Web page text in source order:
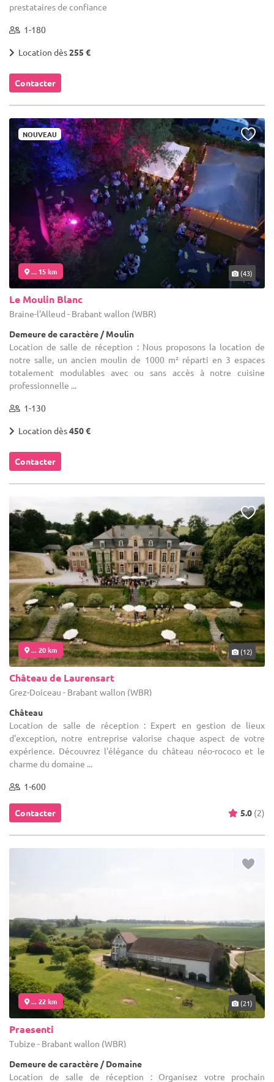
prestataires de confiance
1-180
Location dès255 €
Contacter
NOUVEAU
... 15 km (43)
Le Moulin Blanc
Braine-l'Alleud - Brabant wallon (WBR)
Demeure de caractère / Moulin
Location de salle de réception : Nous proposons la location de
notre salle, un ancien moulin de 1000 m² réparti en 3 espaces
totalement modulables avec ou sans accès à notre cuisine
professionnelle ...
1-130
Location dès450 €
Contacter
... 20 km (12)
Château de Laurensart
Grez-Doiceau - Brabant wallon (WBR)
Château
Location de salle de réception : Expert en gestion de lieux
d'exception, notre entreprise valorise chaque aspect de votre
expérience. Découvrez l'élégance du château néo-rococo et le
charme du domaine ...
1-600
Contacter 5.0 (2)
... 22 km (21)
Praesenti
Tubize - Brabant wallon (WBR)
Demeure de caractère / Domaine
Location de salle de réception : Organisez votre prochain